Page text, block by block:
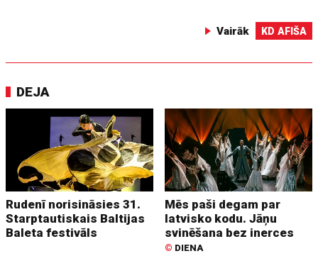
Vairāk KD AFIŠA
DEJA
Rudenī norisināsies 31.
Starptautiskais Baltijas
Baleta festivāls
Mēs paši degam par
latvisko kodu. Jāņu
svinēšana bez inerces
© DIENA